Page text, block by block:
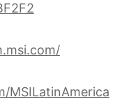
MSILatinAmerica